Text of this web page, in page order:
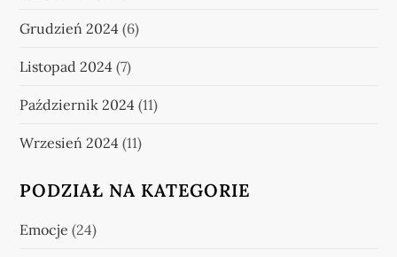
Grudzień 2024 (6)
Listopad 2024 (7)
Październik 2024 (11)
Wrzesień 2024 (11)
PODZIAŁ NA KATEGORIE
Emocje (24)